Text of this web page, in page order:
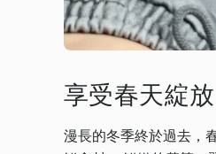
享受春天綻放
漫長的冬季終於過去，